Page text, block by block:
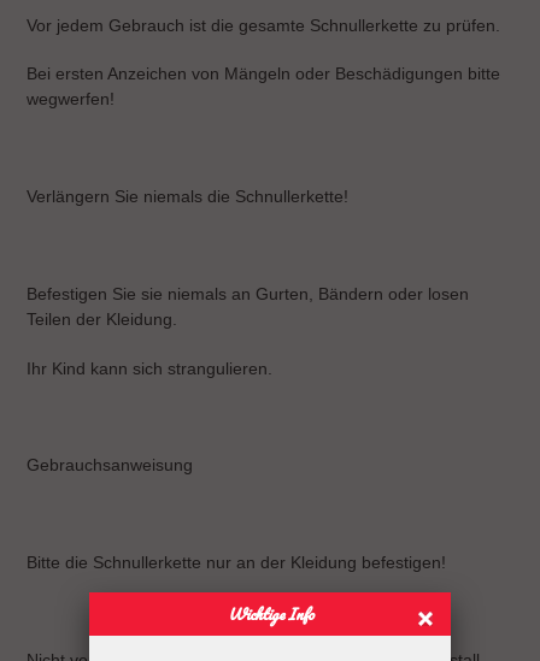
Vor jedem Gebrauch ist die gesamte Schnullerkette zu prüfen.
Bei ersten Anzeichen von Mängeln oder Beschädigungen bitte
wegwerfen!
Verlängern Sie niemals die Schnullerkette!
Befestigen Sie sie niemals an Gurten, Bändern oder losen
Teilen der Kleidung.
Ihr Kind kann sich strangulieren.
Gebrauchsanweisung
Bitte die Schnullerkette nur an der Kleidung befestigen!
Wichtige Info